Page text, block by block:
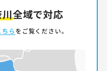
全域で対応
ちらをご覧ください。